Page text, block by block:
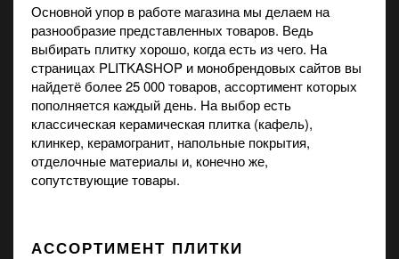
Основной упор в работе магазина мы делаем на
разнообразие представленных товаров. Ведь
выбирать плитку хорошо, когда есть из чего. На
страницах PLITKASHOP и монобрендовых сайтов вы
найдетё более 25 000 товаров, ассортимент которых
пополняется каждый день. На выбор есть
классическая керамическая плитка (кафель),
клинкер, керамогранит, напольные покрытия,
отделочные материалы и, конечно же,
сопутствующие товары.
АССОРТИМЕНТ ПЛИТКИ